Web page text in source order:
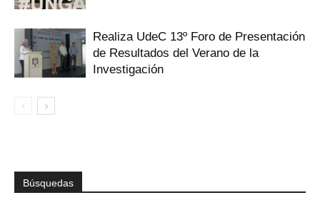
Realiza UdeC 13º Foro de Presentación
de Resultados del Verano de la
Investigación
Búsquedas